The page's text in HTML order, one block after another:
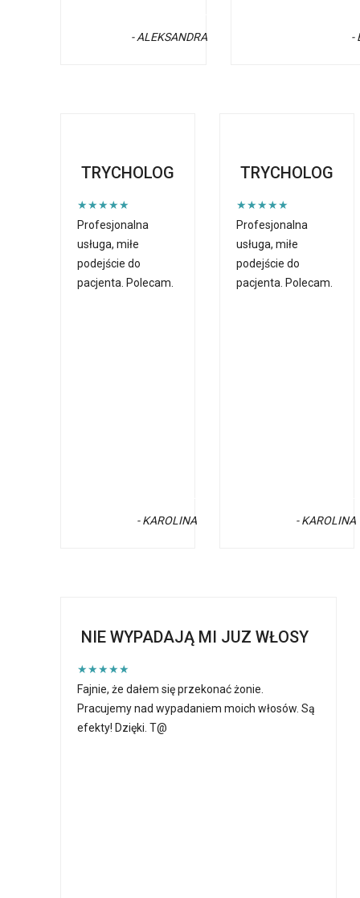
- ALEKSANDRA -
TRYCHOLOG
★★★★★
Profesjonalna
usługa, miłe
podejście do
pacjenta. Polecam.
- KAROLINA
TRYCHOLOG
★★★★★
Profesjonalna
usługa, miłe
podejście do
pacjenta. Polecam.
- KAROLINA
NIE WYPADAJĄ MI JUZ WŁOSY
★★★★★
Fajnie, że dałem się przekonać żonie.
Pracujemy nad wypadaniem moich włosów. Są
efekty! Dzięki. T@